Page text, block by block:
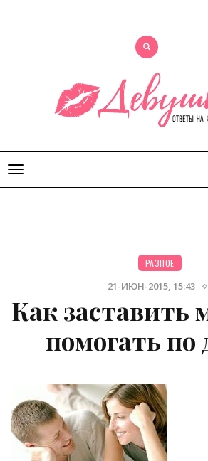
Открыть
меню
РАЗНОЕ
21-ИЮН-2015, 15:43
Как заставить
помогать по